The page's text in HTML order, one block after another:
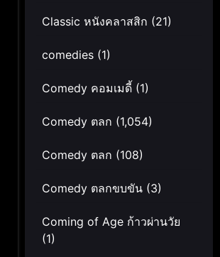
Classic หนังคลาสสิก (21)
comedies (1)
Comedy คอมเมดี้ (1)
Comedy ตลก (1,054)
Comedy ตลก (108)
Comedy ตลกขบขัน (3)
Coming of Age ก้าวผ่านวัย
(1)